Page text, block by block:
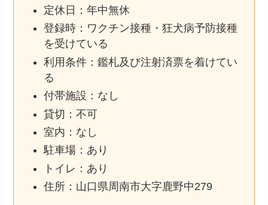
定休日：年中無休
登録時：ワクチン接種・狂犬病予防接種
を受けている
利用条件：鑑札及び注射済票を着けてい
る
付帯施設：なし
貸切：不可
室内：なし
駐車場：あり
トイレ：あり
住所：山口県周南市大字鹿野中279